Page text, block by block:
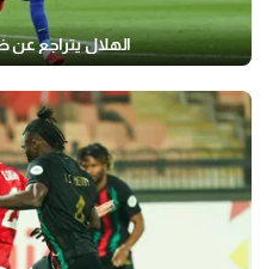
الهلال يتراجع عن